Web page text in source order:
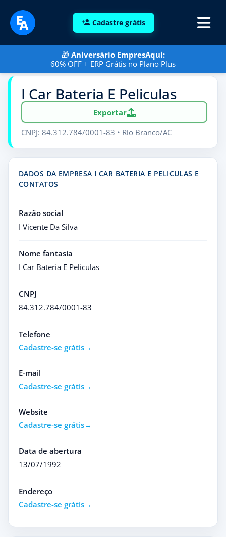
Cadastre grátis
🎁 Aniversário EmpresAqui:
60% OFF + ERP Grátis no Plano Plus
I Car Bateria E Peliculas
Exportar
CNPJ: 84.312.784/0001-83 • Rio Branco/AC
DADOS DA EMPRESA I CAR BATERIA E PELICULAS E
CONTATOS
Razão social
I Vicente Da Silva
Nome fantasia
I Car Bateria E Peliculas
CNPJ
84.312.784/0001-83
Telefone
Cadastre-se grátis
E-mail
Cadastre-se grátis
Website
Cadastre-se grátis
Data de abertura
13/07/1992
Endereço
Cadastre-se grátis